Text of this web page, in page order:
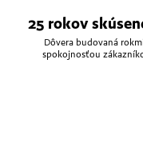
25 rokov
Dôvera budovaná
spokojnosťou